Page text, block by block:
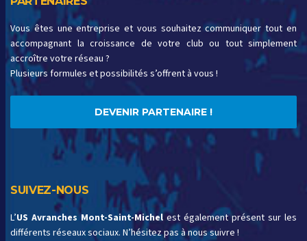
Vous êtes une entreprise et vous souhaitez communiquer tout en
accompagnant la croissance de votre club ou tout simplement
accroître votre réseau ?
Plusieurs formules et possibilités s’offrent à vous !
DEVENIR PARTENAIRE !
SUIVEZ-NOUS
L’US Avranches Mont-Saint-Michel est également présent sur les
différents réseaux sociaux. N’hésitez pas à nous suivre !